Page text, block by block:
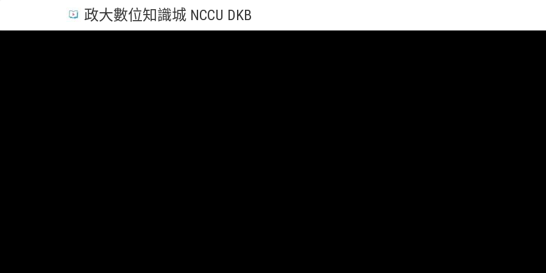
政大數位知識城 NCCU DKB